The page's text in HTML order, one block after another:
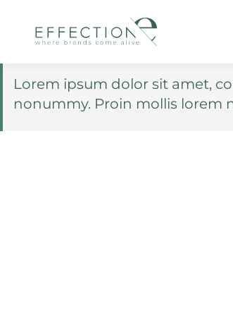
Lorem ipsum dolor sit amet,
nonummy. Proin mollis lorem